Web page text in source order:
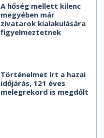
A hőség mellett kilenc
megyében már
zivatarok kialakulására
figyelmeztetnek
Történelmet írt a hazai
időjárás, 121 éves
melegrekord is megdőlt